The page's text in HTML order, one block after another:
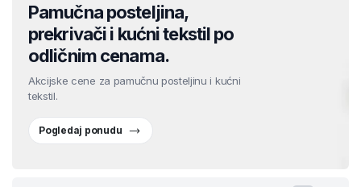
Pamučna posteljina,
prekrivači i kućni tekstil po
odličnim cenama.
Akcijske cene za pamučnu posteljinu i kućni
tekstil.
Pogledaj ponudu